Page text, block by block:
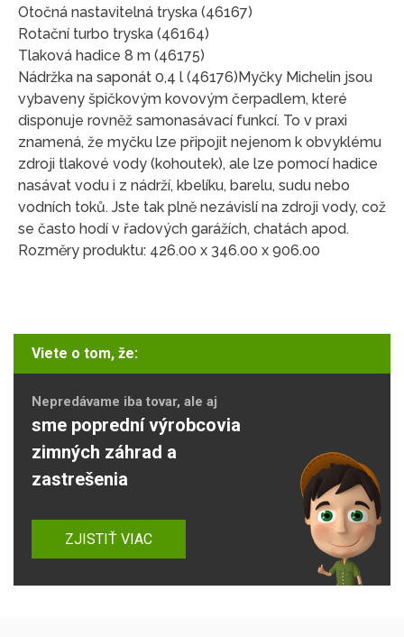
Otočná nastavitelná tryska (46167)
Rotační turbo tryska (46164)
Tlaková hadice 8 m (46175)
Nádržka na saponát 0,4 l (46176)Myčky Michelin jsou
vybaveny špičkovým kovovým čerpadlem, které
disponuje rovněž samonasávací funkcí. To v praxi
znamená, že myčku lze připojit nejenom k obvyklému
zdroji tlakové vody (kohoutek), ale lze pomocí hadice
nasávat vodu i z nádrží, kbelíku, barelu, sudu nebo
vodních toků. Jste tak plně nezávislí na zdroji vody, což
se často hodí v řadových garážích, chatách apod.
Rozměry produktu: 426.00 x 346.00 x 906.00
Viete o tom, že:
Nepredávame iba tovar, ale aj
sme poprední výrobcovia
zimných záhrad a
zastrešenia
ZJISTIŤ VIAC